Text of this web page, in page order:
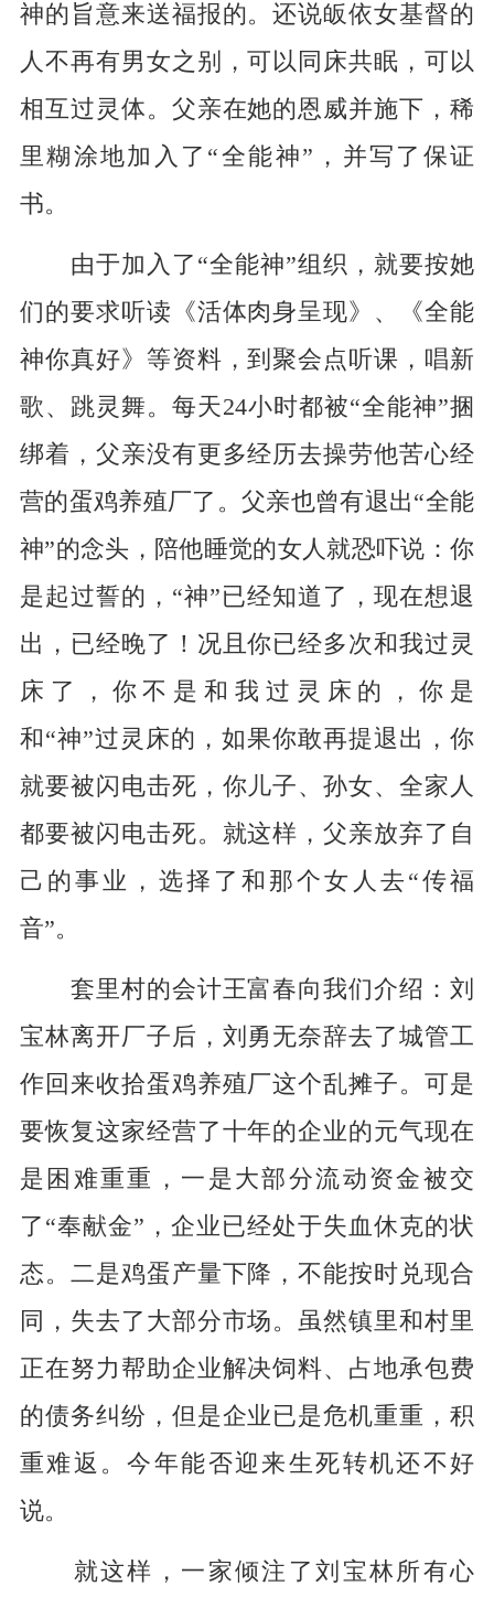
神的旨意来送福报的。还说皈依女基督的
人不再有男女之别，可以同床共眠，可以
相互过灵体。父亲在她的恩威并施下，稀
里糊涂地加入了“全能神”，并写了保证
书。
由于加入了“全能神”组织，就要按她
们的要求听读《活体肉身呈现》、《全能
神你真好》等资料，到聚会点听课，唱新
歌、跳灵舞。每天24小时都被“全能神”捆
绑着，父亲没有更多经历去操劳他苦心经
营的蛋鸡养殖厂了。父亲也曾有退出“全能
神”的念头，陪他睡觉的女人就恐吓说：你
是起过誓的，“神”已经知道了，现在想退
出，已经晚了！况且你已经多次和我过灵
床了，你不是和我过灵床的，你是
和“神”过灵床的，如果你敢再提退出，你
就要被闪电击死，你儿子、孙女、全家人
都要被闪电击死。就这样，父亲放弃了自
己的事业，选择了和那个女人去“传福
音”。
套里村的会计王富春向我们介绍：刘
宝林离开厂子后，刘勇无奈辞去了城管工
作回来收拾蛋鸡养殖厂这个乱摊子。可是
要恢复这家经营了十年的企业的元气现在
是困难重重，一是大部分流动资金被交
了“奉献金”，企业已经处于失血休克的状
态。二是鸡蛋产量下降，不能按时兑现合
同，失去了大部分市场。虽然镇里和村里
正在努力帮助企业解决饲料、占地承包费
的债务纠纷，但是企业已是危机重重，积
重难返。今年能否迎来生死转机还不好
说。
就这样，一家倾注了刘宝林所有心